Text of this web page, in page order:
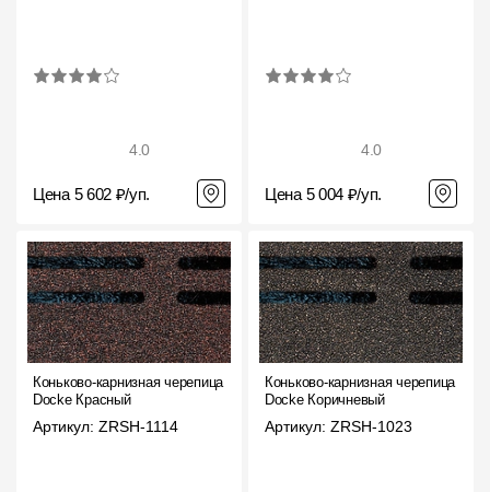
4.0
Цена 5 602 ₽/уп.
4.0
Цена 5 004 ₽/уп.
Коньково-карнизная черепица
Docke Красный
Артикул: ZRSH-1114
Коньково-карнизная черепица
Docke Коричневый
Артикул: ZRSH-1023